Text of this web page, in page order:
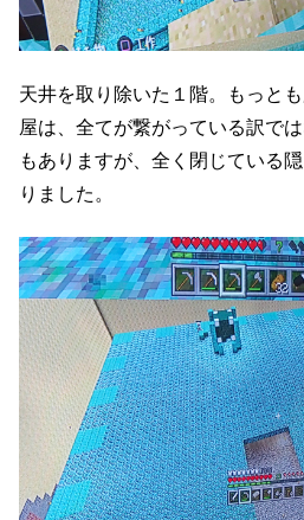
天井を取り除いた１階。もっと
屋は、全てが繋がっている訳で
もありますが、全く閉じている
りました。